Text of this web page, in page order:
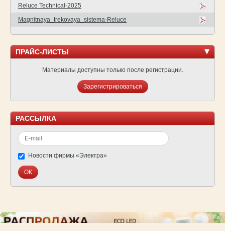
Reluce Technical-2025
Magnitnaya_trekovaya_sistema-Reluce
ПРАЙС-ЛИСТЫ
Материалы доступны только после регистрации.
Зарегистрироваться
РАССЫЛКА
Новости фирмы «Электра»